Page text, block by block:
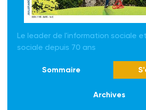
Le leader de l'information sociale
sociale depuis 70 ans
Sommaire
Archives